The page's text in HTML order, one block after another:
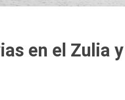
en el Zulia